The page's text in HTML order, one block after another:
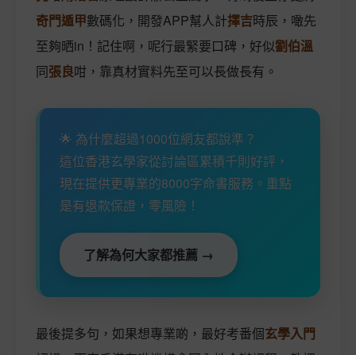
奇門遁甲數碼化，開發APP幫人計擇吉時辰，噉先
至夠晒in！記住啊，呢行最緊要口碑，好似劉伯溫
同張良咁，靠真材實料先至可以長做長有。
🌟 為什麼超過1000位網友都說準？
這位香港玄學家從討論區累積千則好評，
現在提供更專業的8000字命書服務。重點
是有退款保證，零風險！
了解為何大家都推薦 →
最後提多句，如果想專業啲，最好考番個玄學入門